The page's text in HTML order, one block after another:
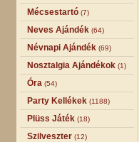
Mécsestartó (7)
Neves Ajándék (64)
Névnapi Ajándék (69)
Nosztalgia Ajándékok (1)
Óra (54)
Party Kellékek (1188)
Plüss Játék (18)
Szilveszter (12)